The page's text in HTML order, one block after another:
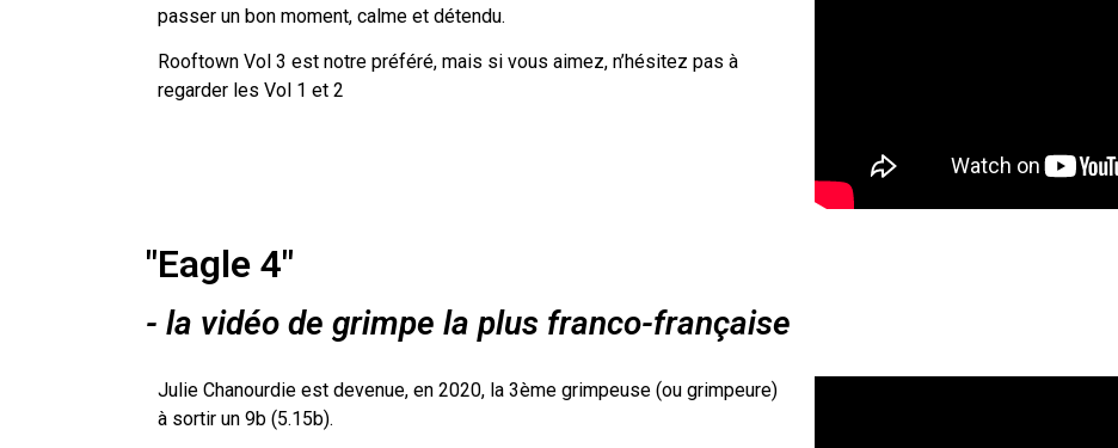
passer un bon moment, calme et détendu.
Rooftown Vol 3 est notre préféré, mais si vous aimez, n’hésitez pas à
regarder les Vol 1 et 2
"Eagle 4"
- la vidéo de grimpe la plus franco-française
Julie Chanourdie est devenue, en 2020, la 3ème grimpeuse (ou grimpeure)
à sortir un 9b (5.15b).